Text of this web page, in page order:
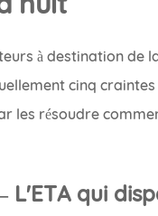
à destination de
cinq
les résoudre
L'ETA qui